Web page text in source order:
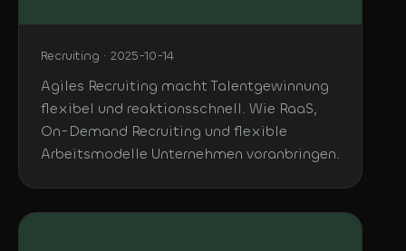
Recruiting · 2025-10-14
Agiles Recruiting macht Talentgewinnung
flexibel und reaktionsschnell. Wie RaaS,
On-Demand Recruiting und flexible
Arbeitsmodelle Unternehmen voranbringen.